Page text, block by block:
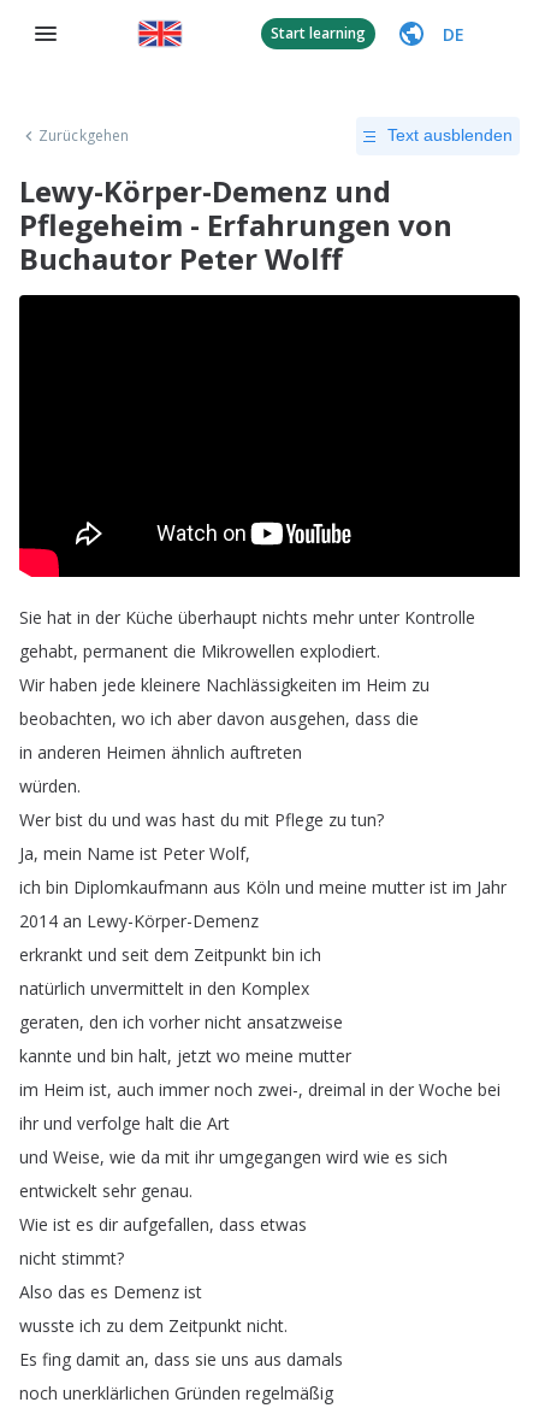
Start learning DE
Zurückgehen Text ausblenden
Lewy-Körper-Demenz und
Pflegeheim - Erfahrungen von
Buchautor Peter Wolff
Sie hat in der Küche überhaupt nichts mehr unter Kontrolle
gehabt, permanent die Mikrowellen explodiert.
Wir haben jede kleinere Nachlässigkeiten im Heim zu
beobachten, wo ich aber davon ausgehen, dass die
in anderen Heimen ähnlich auftreten
würden.
Wer bist du und was hast du mit Pflege zu tun?
Ja, mein Name ist Peter Wolf,
ich bin Diplomkaufmann aus Köln und meine mutter ist im Jahr
2014 an Lewy-Körper-Demenz
erkrankt und seit dem Zeitpunkt bin ich
natürlich unvermittelt in den Komplex
geraten, den ich vorher nicht ansatzweise
kannte und bin halt, jetzt wo meine mutter
im Heim ist, auch immer noch zwei-, dreimal in der Woche bei
ihr und verfolge halt die Art
und Weise, wie da mit ihr umgegangen wird wie es sich
entwickelt sehr genau.
Wie ist es dir aufgefallen, dass etwas
nicht stimmt?
Also das es Demenz ist
wusste ich zu dem Zeitpunkt nicht.
Es fing damit an, dass sie uns aus damals
noch unerklärlichen Gründen regelmäßig